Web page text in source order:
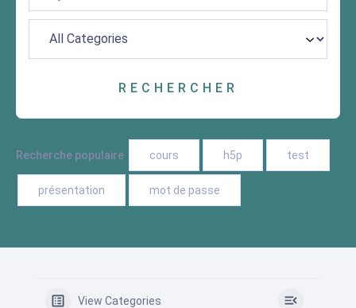
Recherche populaire cours h5p test
présentation mot de passe
View Categories